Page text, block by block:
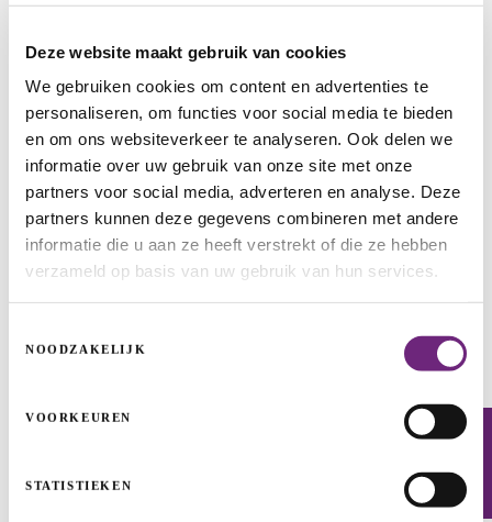
Deze website maakt gebruik van cookies
We gebruiken cookies om content en advertenties te
personaliseren, om functies voor social media te bieden
en om ons websiteverkeer te analyseren. Ook delen we
informatie over uw gebruik van onze site met onze
partners voor social media, adverteren en analyse. Deze
partners kunnen deze gegevens combineren met andere
informatie die u aan ze heeft verstrekt of die ze hebben
verzameld op basis van uw gebruik van hun services.
NOODZAKELIJK
VOORKEUREN
STATISTIEKEN Nieuwsbrief
iCUBES: ruimte voor start- en scale-ups
VASTGOED